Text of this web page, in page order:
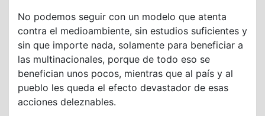
No podemos seguir con un modelo que atenta
contra el medioambiente, sin estudios suficientes y
sin que importe nada, solamente para beneficiar a
las multinacionales, porque de todo eso se
benefician unos pocos, mientras que al país y al
pueblo les queda el efecto devastador de esas
acciones deleznables.